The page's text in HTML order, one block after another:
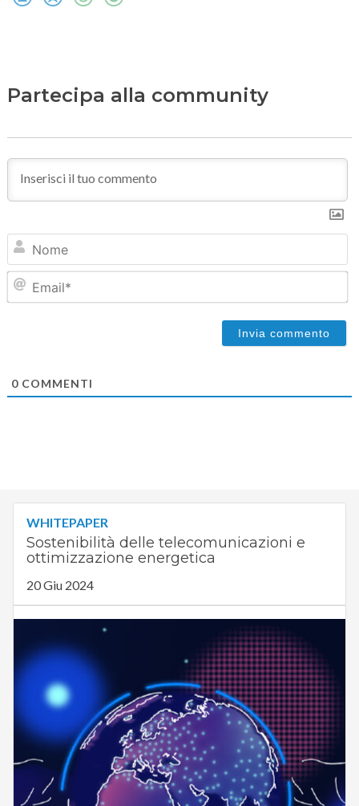
Partecipa alla community
0COMMENTI
WHITEPAPER
Sostenibilità delle telecomunicazioni e
ottimizzazione energetica
20 Giu 2024